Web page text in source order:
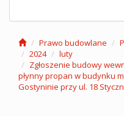
Prawo budowlane
2024
luty
Zgłoszenie budowy
płynny propan w budynku
Gostyninie przy ul. 18